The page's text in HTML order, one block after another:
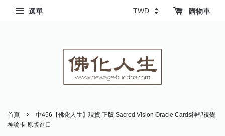
選單 購物車
首頁 ›
中456【佛化人生】現貨 正版 Sacred Vision Oracle Cards神聖視覺
神諭卡 原版進口